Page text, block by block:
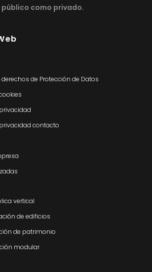
como privado.
derechos de Protección de Datos
contacto
vertical
de edificios
de patrimonio
modular